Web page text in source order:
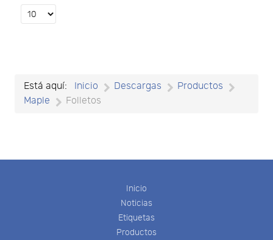
Select
the
per
page
Está aquí: Inicio Descargas
Productos
Maple
Folletos
Inicio
Noticias
Etiquetas
Productos